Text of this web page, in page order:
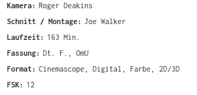
Kamera: Roger Deakins
Schnitt / Montage: Joe Walker
Laufzeit: 163 Min.
Fassung: Dt. F., OmU
Format: Cinemascope, Digital, Farbe, 2D/3D
FSK: 12